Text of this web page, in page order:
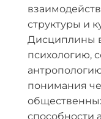
структуры и
Дисциплины
психологию,
понимания
способности